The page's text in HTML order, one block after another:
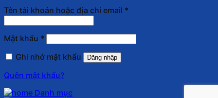
Tên tài khoản hoặc địa chỉ email *
Mật khẩu *
Ghi nhớ mật khẩu
Đăng nhập
Quên mật khẩu?
Danh mục